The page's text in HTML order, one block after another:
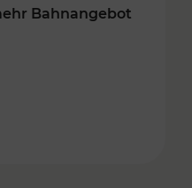
Bahnangebot